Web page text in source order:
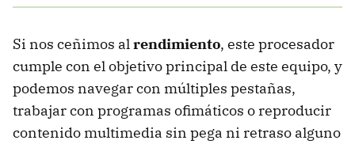
Si nos ceñimos alrendimiento, este procesador
cumple con el objetivo principal de este equipo, y
podemos navegar con múltiples pestañas,
trabajar con programas ofimáticos o reproducir
contenido multimedia sin pega ni retraso alguno